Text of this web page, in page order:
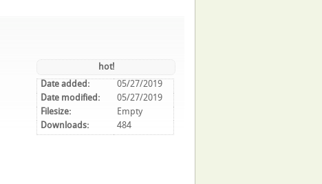
hot!
Date added:
05/27/2019
Date modified:
05/27/2019
Filesize:
Empty
Downloads:
484